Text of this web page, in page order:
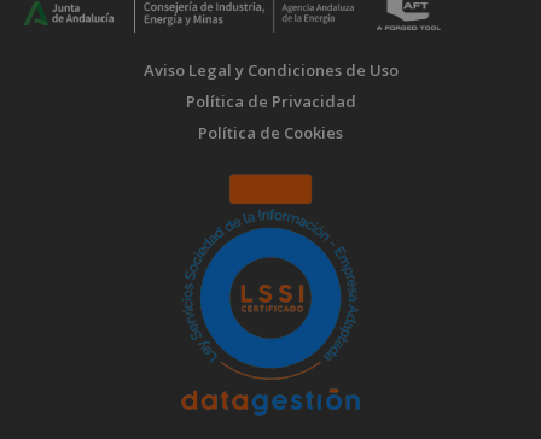
Aviso Legal y Condiciones de Uso
Política de Privacidad
Política de Cookies